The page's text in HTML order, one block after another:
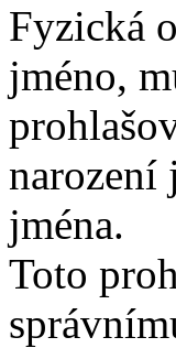
Fyzická
jméno,
narození
jména.
Toto